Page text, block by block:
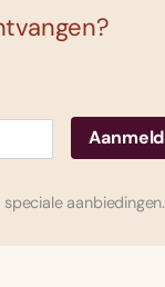
aanbiedingen.